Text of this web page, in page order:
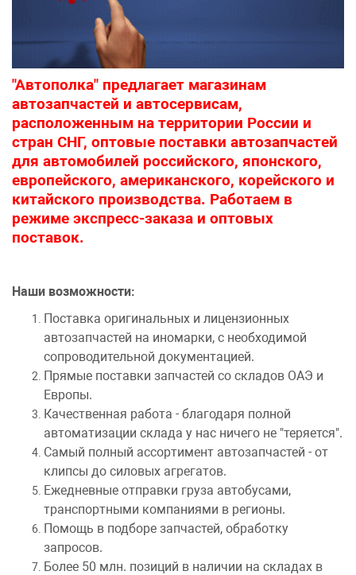
"Автополка" предлагает магазинам
автозапчастей и автосервисам,
расположенным на территории России и
стран СНГ, оптовые поставки автозапчастей
для автомобилей российского, японского,
европейского, американского, корейского и
китайского производства. Работаем в
режиме экспресс-заказа и оптовых
поставок.
Наши возможности:
Поставка оригинальных и лицензионных
автозапчастей на иномарки, с необходимой
сопроводительной документацией.
Прямые поставки запчастей со складов ОАЭ и
Европы.
Качественная работа - благодаря полной
автоматизации склада у нас ничего не "теряется".
Самый полный ассортимент автозапчастей - от
клипсы до силовых агрегатов.
Ежедневные отправки груза автобусами,
транспортными компаниями в регионы.
Помощь в подборе запчастей, обработку
запросов.
Более 50 млн. позиций в наличии на складах в